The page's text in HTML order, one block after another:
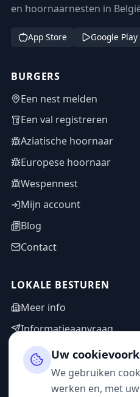
en hoornaarnesten in
App Store Google Play
BURGERS
Een nest melden
Een val registreren
Aziatische hoornaar
Europese hoornaar
Wespennest
Mijn account
Blog
Contact
LOKALE BESTUREN
Meer info
Informatieaanvraag
Adminzone
Uw
We gebruiken
werken en, met